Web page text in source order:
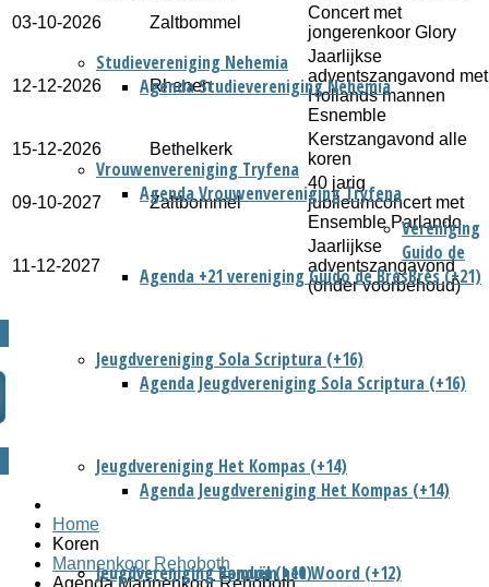
Studievereniging Nehemia
Agenda Studievereniging Nehemia
Vrouwenvereniging Tryfena
Agenda Vrouwenvereniging Tryfena
Vereniging
Guido de
Brès (+21)
Agenda +21 vereniging Guido de Brès
Jeugdvereniging Sola Scriptura (+16)
Agenda Jeugdvereniging Sola Scriptura (+16)
Jeugdvereniging Het Kompas (+14)
Agenda Jeugdvereniging Het Kompas (+14)
Jeugdvereniging Rondom het Woord (+12)
Jeugdvereniging Samuël (+10)
03-10-2026
Zaltbommel
Concert met
jongerenkoor Glory
12-12-2026 Rhenen
Jaarlijkse
adventszangavond met
Hollands mannen
Esnemble
15-12-2026
Bethelkerk
Kerstzangavond alle
koren
09-10-2027 Zaltbommel
40 jarig
jubileumconcert met
Ensemble Parlando
11-12-2027
Jaarlijkse
adventszangavond
(onder voorbehoud)
Home
Koren
Mannenkoor Rehoboth
Agenda Mannenkoor Rehoboth